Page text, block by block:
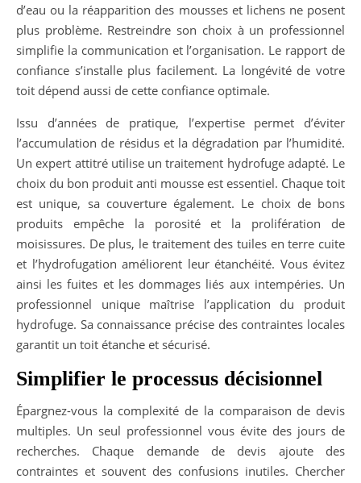
d’eau ou la réapparition des mousses et lichens ne posent
plus problème. Restreindre son choix à un professionnel
simplifie la communication et l’organisation. Le rapport de
confiance s’installe plus facilement. La longévité de votre
toit dépend aussi de cette confiance optimale.
Issu d’années de pratique, l’expertise permet d’éviter
l’accumulation de résidus et la dégradation par l’humidité.
Un expert attitré utilise un traitement hydrofuge adapté. Le
choix du bon produit anti mousse est essentiel. Chaque toit
est unique, sa couverture également. Le choix de bons
produits empêche la porosité et la prolifération de
moisissures. De plus, le traitement des tuiles en terre cuite
et l’hydrofugation améliorent leur étanchéité. Vous évitez
ainsi les fuites et les dommages liés aux intempéries. Un
professionnel unique maîtrise l’application du produit
hydrofuge. Sa connaissance précise des contraintes locales
garantit un toit étanche et sécurisé.
Simplifier le processus décisionnel
Épargnez-vous la complexité de la comparaison de devis
multiples. Un seul professionnel vous évite des jours de
recherches. Chaque demande de devis ajoute des
contraintes et souvent des confusions inutiles. Chercher